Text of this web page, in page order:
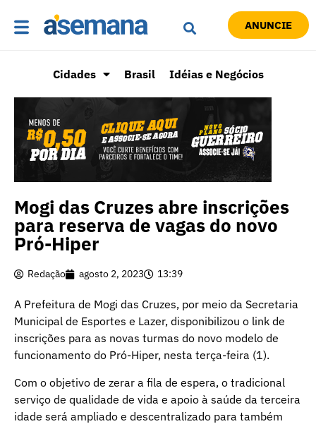
ANUNCIE
Cidades Brasil Idéias e Negócios
Mogi das Cruzes abre inscrições
para reserva de vagas do novo
Pró-Hiper
Redação agosto 2, 2023 13:39
A Prefeitura de Mogi das Cruzes, por meio da Secretaria
Municipal de Esportes e Lazer, disponibilizou o link de
inscrições para as novas turmas do novo modelo de
funcionamento do Pró-Hiper, nesta terça-feira (1).
Com o objetivo de zerar a fila de espera, o tradicional
serviço de qualidade de vida e apoio à saúde da terceira
idade será ampliado e descentralizado para também